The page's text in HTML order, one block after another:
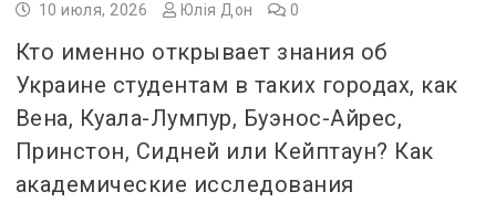
10 июля, 2026 Юлія Дон 0
Кто именно открывает знания об
Украине студентам в таких городах, как
Вена, Куала-Лумпур, Буэнос-Айрес,
Принстон, Сидней или Кейптаун? Как
академические исследования